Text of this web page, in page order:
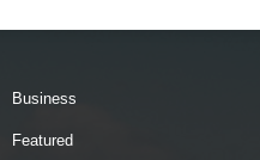
Business
Featured